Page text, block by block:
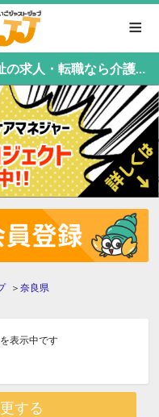
≡
奈良県×福利厚生充実の介護・福祉の求人・転職なら介護職応援中！介護職専門の介護ジャストジョブ
奈良県
表示中です
する